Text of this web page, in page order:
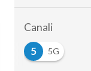
Canali
5
5G